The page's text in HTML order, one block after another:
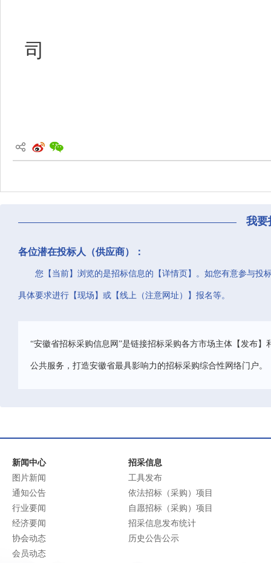
司
我要
各位潜在投标人（供应商）：
您【当前】浏览的是招标信息的【详情页】。如您有意参与投
具体要求进行【现场】或【线上（注意网址）】报名等。
“安徽省招标采购信息网”是链接招标采购各方市场主体【发布
公共服务，打造安徽省最具影响力的招标采购综合性网络门户。
新闻中心
图片新闻
通知公告
行业要闻
经济要闻
协会动态
会员动态
招采信息
工具发布
依法招标（采购）项目
自愿招标（采购）项目
招采信息发布统计
历史公告公示